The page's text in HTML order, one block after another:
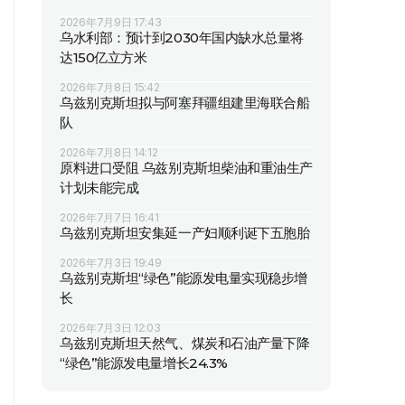
2026年7月9日 17:43
乌水利部：预计到2030年国内缺水总量将
达150亿立方米
2026年7月8日 15:42
乌兹别克斯坦拟与阿塞拜疆组建里海联合船
队
2026年7月8日 14:12
原料进口受阻 乌兹别克斯坦柴油和重油生产
计划未能完成
2026年7月7日 16:41
乌兹别克斯坦安集延一产妇顺利诞下五胞胎
2026年7月3日 19:49
乌兹别克斯坦“绿色”能源发电量实现稳步增
长
2026年7月3日 12:03
乌兹别克斯坦天然气、煤炭和石油产量下降
“绿色”能源发电量增长24.3%